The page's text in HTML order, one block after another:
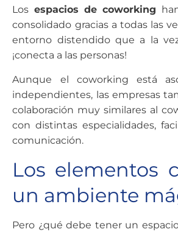
Los espacios de coworking
consolidado gracias a todas las
entorno distendido que a la
¡conecta a las personas!
Aunque el coworking está
independientes, las empresas
colaboración muy similares al
con distintas especialidades,
comunicación.
Los elementos
un ambiente
Pero ¿qué debe tener un